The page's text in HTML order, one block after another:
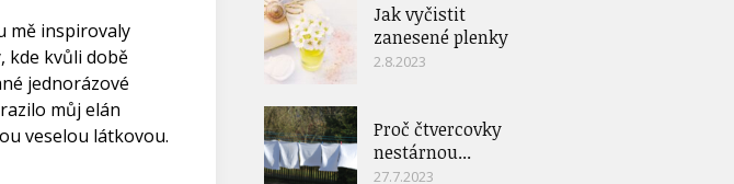
mě inspirovaly
kde kvůli době
jednorázové
můj elán
veselou látkovou.
Jak vyčistit
zanesené plenky
2.8.2023
Proč čtvercovky
nestárnou...
27.7.2023